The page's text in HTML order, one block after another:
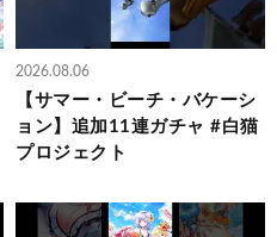
2026.08.06
【サマー・ビーチ・バケーシ
ョン】追加11連ガチャ #白猫
プロジェクト